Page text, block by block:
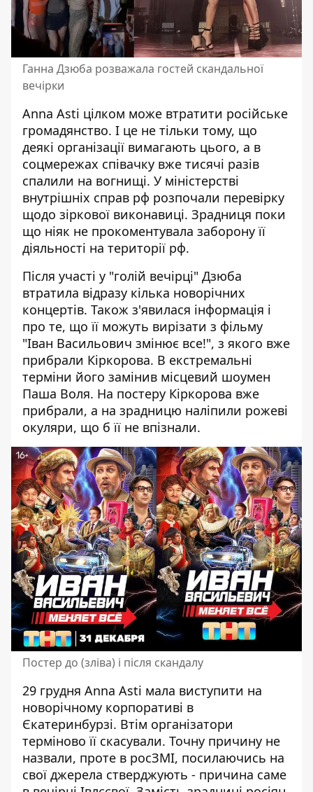
Ганна Дзюба розважала гостей скандальної
вечірки
Anna Asti цілком може втратити російське
громадянство. І це не тільки тому, що
деякі організації вимагають цього, а в
соцмережах співачку вже тисячі разів
спалили на вогнищі. У міністерстві
внутрішніх справ рф розпочали перевірку
щодо зіркової виконавиці. Зрадниця поки
що ніяк не прокоментувала заборону її
діяльності на території рф.
Після участі у "голій вечірці" Дзюба
втратила відразу кілька новорічних
концертів. Також з'явилася інформація і
про те, що її можуть вирізати з фільму
"Іван Васильович змінює все!", з якого вже
прибрали Кіркорова. В екстремальні
терміни його замінив місцевий шоумен
Паша Воля. На постеру Кіркорова вже
прибрали, а на зрадницю наліпили рожеві
окуляри, що б її не впізнали.
Постер до (зліва) і після скандалу
29 грудня Anna Asti мала виступити на
новорічному корпоративі в
Єкатеринбурзі. Втім організатори
терміново її скасували. Точну причину не
назвали, проте в росЗМІ, посилаючись на
свої джерела стверджують - причина саме